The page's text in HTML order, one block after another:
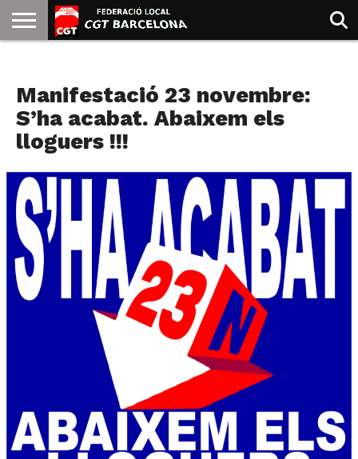
GOLDMAN
Manifestació 23 novembre:
S’ha acabat. Abaixem els
lloguers !!!